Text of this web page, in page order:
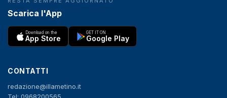
Scarica l'App
Download on the
App Store
GET IT ON
Google Play
CONTATTI
redazione@illametino.it